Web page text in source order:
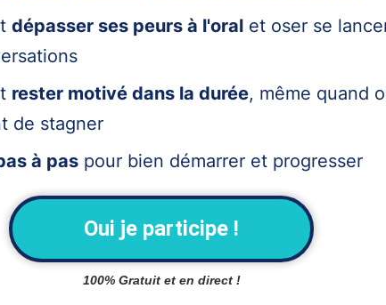
dépasser ses peurs à l'oralet oser se
rester motivé dans la durée, même quand
de stagner
à paspour bien démarrer et progresser
Oui je participe !
100% Gratuit et en direct !